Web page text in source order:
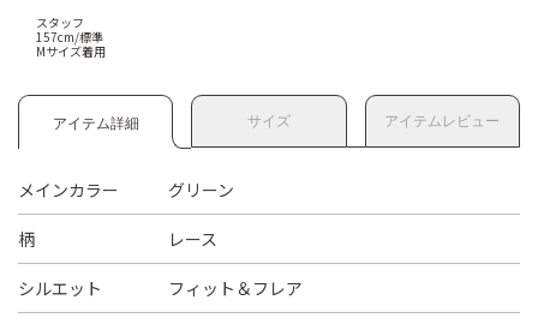
スタッフ
157cm/標準
Mサイズ着用
アイテム詳細 サイズ アイテムレビュー
メインカラー グリーン
柄 レース
シルエット フィット＆フレア